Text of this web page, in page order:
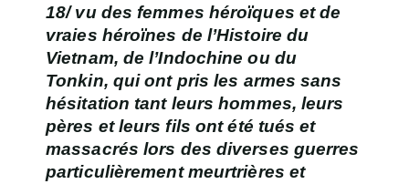
18/ vu des femmes héroïques et de
vraies héroïnes de l’Histoire du
Vietnam, del’Indochine ou du
Tonkin, qui ont pris les armes sans
hésitation tant leurs hommes, leurs
pères et leurs fils ont été tués et
massacrés lors des diverses guerres
particulièrement meurtrières et